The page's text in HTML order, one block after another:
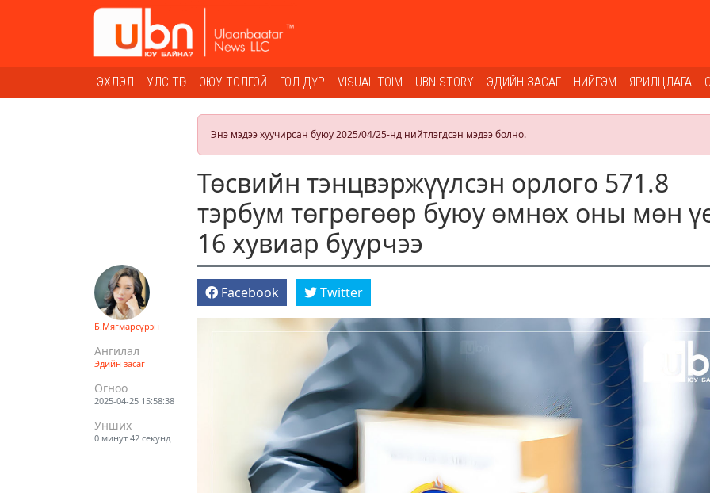
ЭХЛЭЛ УЛС ТӨР ОЮУ ТОЛГОЙ ГОЛ ДҮР VISUAL TOIM UBN STORY ЭДИЙН ЗАСАГ НИЙГЭМ ЯРИЛЦЛАГА
Энэ мэдээ хуучирсан буюу 2025/04/25-нд нийтлэгдсэн мэдээ болно.
Төсвийн тэнцвэржүүлсэн орлого 571.8
тэрбум төгрөгөөр буюу өмнөх оны мөн
16 хувиар буурчээ
Б.Мягмарсүрэн
Ангилал
Эдийн засаг
Огноо
2025-04-25 15:58:38
Унших
0 минут 42 секунд
Facebook Twitter